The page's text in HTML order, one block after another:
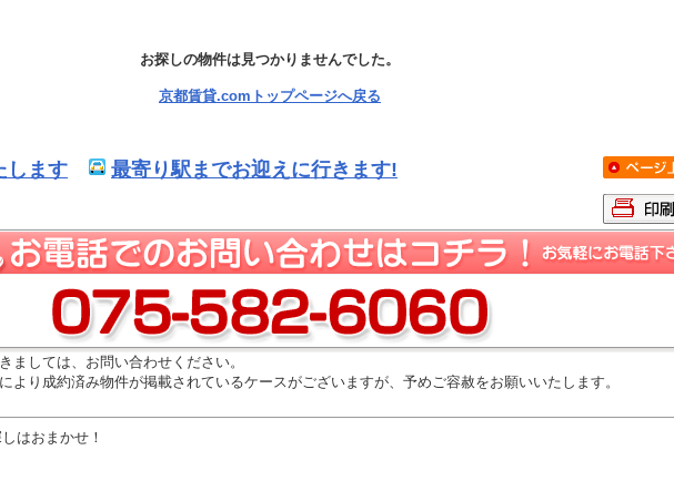
お探しの物件は見つかりませんでした。
京都賃貸.comトップページへ戻る
します 最寄り駅までお迎えに行きます!
ましては、お問い合わせください。
より成約済み物件が掲載されているケースがございますが、予めご容赦をお願いいたします。
はおまかせ！